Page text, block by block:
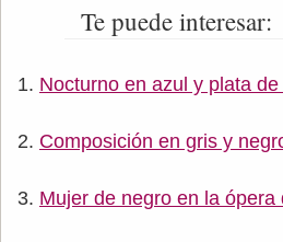
Te puede interesar:
Nocturno en azul y plata
Composición en gris y
Mujer de negro en la ópera